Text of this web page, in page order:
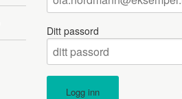
Ditt passord